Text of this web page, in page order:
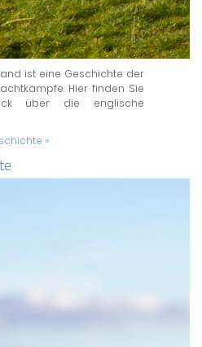
ist eine Geschichte der
Hier finden Sie
über die englische
»